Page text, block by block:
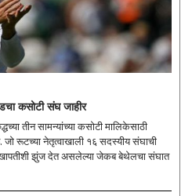
कसोटी संघ जाहीर
तीन सामन्यांच्या कसोटी मालिकेसाठी
रूटच्या नेतृत्वाखाली १६ सदस्यीय संघाची
झुंज देत असलेल्या जेकब बेथेलचा संघात